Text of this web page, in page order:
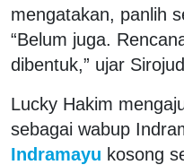
mengatakan, panlih
“Belum juga.
dibentuk,” ujar
Lucky Hakim
sebagai wabup
Indramayu kosong